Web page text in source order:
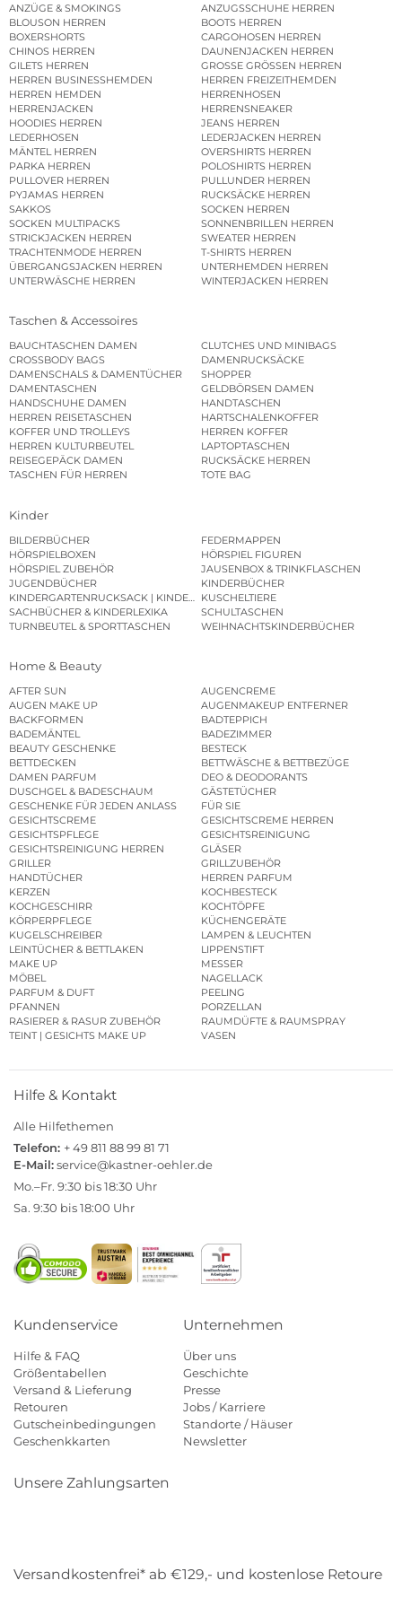
ANZÜGE & SMOKINGS
ANZUGSSCHUHE HERREN
BLOUSON HERREN
BOOTS HERREN
BOXERSHORTS
CARGOHOSEN HERREN
CHINOS HERREN
DAUNENJACKEN HERREN
GILETS HERREN
GROSSE GRÖSSEN HERREN
HERREN BUSINESSHEMDEN
HERREN FREIZEITHEMDEN
HERREN HEMDEN
HERRENHOSEN
HERRENJACKEN
HERRENSNEAKER
HOODIES HERREN
JEANS HERREN
LEDERHOSEN
LEDERJACKEN HERREN
MÄNTEL HERREN
OVERSHIRTS HERREN
PARKA HERREN
POLOSHIRTS HERREN
PULLOVER HERREN
PULLUNDER HERREN
PYJAMAS HERREN
RUCKSÄCKE HERREN
SAKKOS
SOCKEN HERREN
SOCKEN MULTIPACKS
SONNENBRILLEN HERREN
STRICKJACKEN HERREN
SWEATER HERREN
TRACHTENMODE HERREN
T-SHIRTS HERREN
ÜBERGANGSJACKEN HERREN
UNTERHEMDEN HERREN
UNTERWÄSCHE HERREN
WINTERJACKEN HERREN
Taschen & Accessoires
BAUCHTASCHEN DAMEN
CLUTCHES UND MINIBAGS
CROSSBODY BAGS
DAMENRUCKSÄCKE
DAMENSCHALS & DAMENTÜCHER
SHOPPER
DAMENTASCHEN
GELDBÖRSEN DAMEN
HANDSCHUHE DAMEN
HANDTASCHEN
HERREN REISETASCHEN
HARTSCHALENKOFFER
KOFFER UND TROLLEYS
HERREN KOFFER
HERREN KULTURBEUTEL
LAPTOPTASCHEN
REISEGEPÄCK DAMEN
RUCKSÄCKE HERREN
TASCHEN FÜR HERREN
TOTE BAG
Kinder
BILDERBÜCHER
FEDERMAPPEN
HÖRSPIELBOXEN
HÖRSPIEL FIGUREN
HÖRSPIEL ZUBEHÖR
JAUSENBOX & TRINKFLASCHEN
JUGENDBÜCHER
KINDERBÜCHER
KINDERGARTENRUCKSACK | KINDERGARTENBEUTEL
KUSCHELTIERE
SACHBÜCHER & KINDERLEXIKA
SCHULTASCHEN
TURNBEUTEL & SPORTTASCHEN
WEIHNACHTSKINDERBÜCHER
Home & Beauty
AFTER SUN
AUGENCREME
AUGEN MAKE UP
AUGENMAKEUP ENTFERNER
BACKFORMEN
BADTEPPICH
BADEMÄNTEL
BADEZIMMER
BEAUTY GESCHENKE
BESTECK
BETTDECKEN
BETTWÄSCHE & BETTBEZÜGE
DAMEN PARFUM
DEO & DEODORANTS
DUSCHGEL & BADESCHAUM
GÄSTETÜCHER
GESCHENKE FÜR JEDEN ANLASS
FÜR SIE
GESICHTSCREME
GESICHTSCREME HERREN
GESICHTSPFLEGE
GESICHTSREINIGUNG
GESICHTSREINIGUNG HERREN
GLÄSER
GRILLER
GRILLZUBEHÖR
HANDTÜCHER
HERREN PARFUM
KERZEN
KOCHBESTECK
KOCHGESCHIRR
KOCHTÖPFE
KÖRPERPFLEGE
KÜCHENGERÄTE
KUGELSCHREIBER
LAMPEN & LEUCHTEN
LEINTÜCHER & BETTLAKEN
LIPPENSTIFT
MAKE UP
MESSER
MÖBEL
NAGELLACK
PARFUM & DUFT
PEELING
PFANNEN
PORZELLAN
RASIERER & RASUR ZUBEHÖR
RAUMDÜFTE & RAUMSPRAY
TEINT | GESICHTS MAKE UP
VASEN
Hilfe & Kontakt
Alle Hilfethemen
Telefon: + 49 811 88 99 81 71
E-Mail:service@kastner-oehler.de
Mo.–Fr. 9:30 bis 18:30 Uhr
Sa. 9:30 bis 18:00 Uhr
Kundenservice
Hilfe & FAQ
Größentabellen
Versand & Lieferung
Retouren
Gutscheinbedingungen
Geschenkkarten
Unternehmen
Über uns
Geschichte
Presse
Jobs / Karriere
Standorte / Häuser
Newsletter
Unsere Zahlungsarten
Versandkostenfrei* ab €129,- und kostenlose Retoure